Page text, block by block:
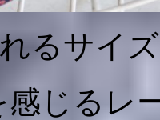
るサイ
感じるレ